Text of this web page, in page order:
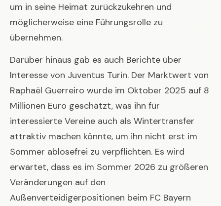
um in seine Heimat zurückzukehren und
möglicherweise eine Führungsrolle zu
übernehmen.
Darüber hinaus gab es auch Berichte über
Interesse von Juventus Turin. Der Marktwert von
Raphaël Guerreiro wurde im Oktober 2025 auf 8
Millionen Euro geschätzt, was ihn für
interessierte Vereine auch als Wintertransfer
attraktiv machen könnte, um ihn nicht erst im
Sommer ablösefrei zu verpflichten. Es wird
erwartet, dass es im Sommer 2026 zu größeren
Veränderungen auf den
Außenverteidigerpositionen beim FC Bayern